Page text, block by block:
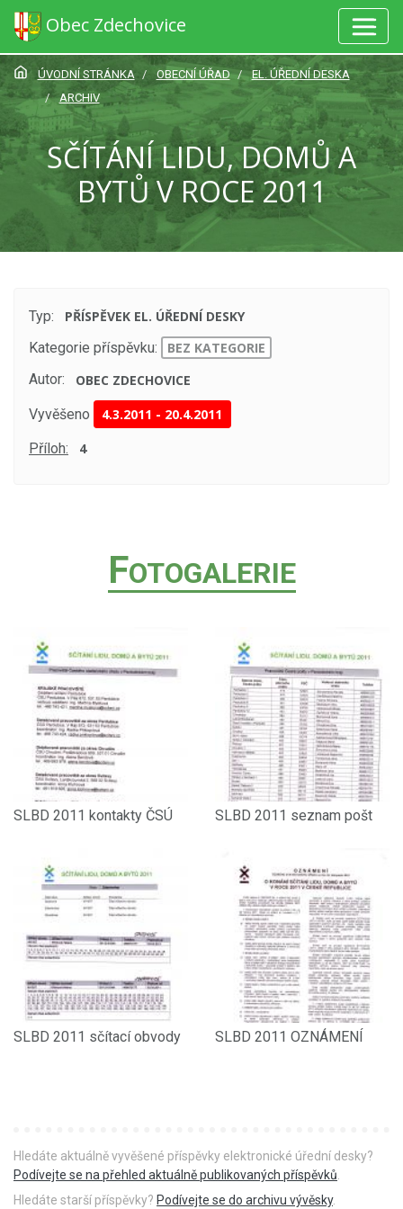
Obec Zdechovice
ÚVODNÍ STRÁNKA OBECNÍ ÚŘAD
EL. ÚŘEDNÍ DESKA
ARCHIV
SČÍTÁNÍ LIDU, DOMŮ A
BYTŮ V ROCE 2011
Typ:
PŘÍSPĚVEK EL. ÚŘEDNÍ DESKY
Kategorie příspěvku:
BEZ KATEGORIE
Autor:
OBEC ZDECHOVICE
Vyvěšeno 4.3.2011 - 20.4.2011
Příloh: 4
FOTOGALERIE
SLBD 2011 kontakty ČSÚ SLBD 2011 seznam pošt
SLBD 2011 sčítací obvody SLBD 2011 OZNÁMENÍ
Hledáte aktuálně vyvěšené příspěvky elektronické úřední desky?
Podívejte se na přehled aktuálně publikovaných příspěvků
Hledáte starší příspěvky? Podívejte se do archivu vývěsky.